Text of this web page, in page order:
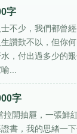
字
不少，我們都曾
讚歎不以，但你
，付出過多少的
...
字
拉開抽屜，一張鮮
書，我的思緒一